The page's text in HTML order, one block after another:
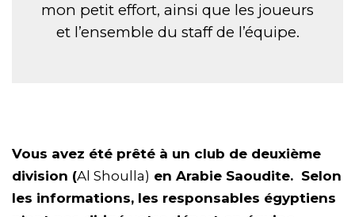
mon petit effort, ainsi que les joueurs
et l’ensemble du staff de l’équipe.
Vous avez été prêté à un club de deuxième
division (Al Shoulla) en Arabie Saoudite. Selon
les informations, les responsables égyptiens